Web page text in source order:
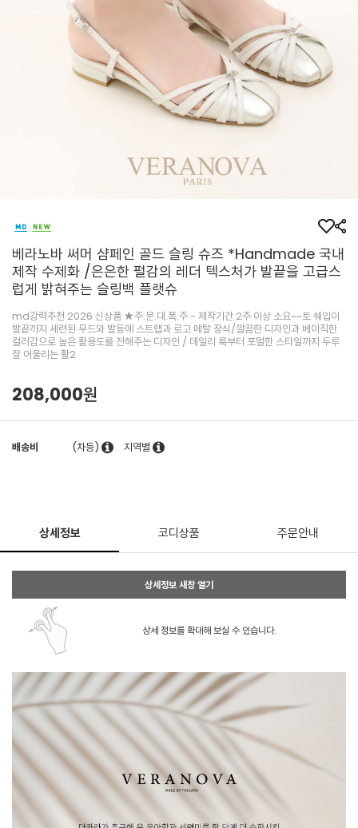
베라노바 써머 샴페인 골드 슬링 슈즈 *Handmade 국내
제작 수제화 /은은한 펄감의 레더 텍스처가 발끝을 고급스
럽게 밝혀주는 슬링백 플랫슈
md강력추천 2026 신상품 ★주.문.대.폭.주 - 제작기간 2주 이상 소요~~토 쉐입이
발끝까지 세련된 무드와 발등에 스트랩과 로고 메탈 장식/깔끔한 디자인과 베이직한
컬러감으로 높은 활용도를 전해주는 디자인 / 데일리 룩부터 포멀한 스타일까지 두루
잘 어울리는 활2
208,000원
배송비 (차등) 지역별
상세정보 코디상품 주문안내
상세정보 새창 열기
상세 정보를 확대해 보실 수 있습니다.